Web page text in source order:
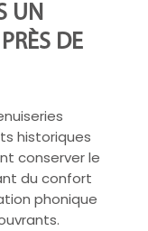
UN
DE
historiques
conserver le
du confort
phonique